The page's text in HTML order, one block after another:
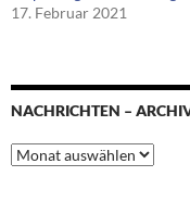
17. Februar 2021
NACHRICHTEN –
Nachrichten
–